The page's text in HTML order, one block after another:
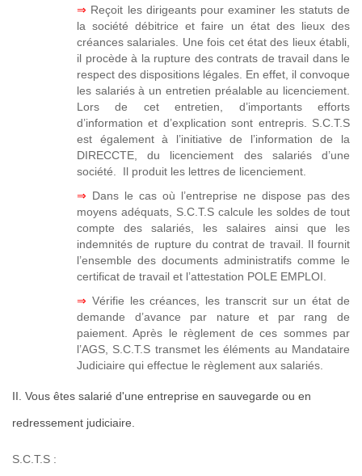
⇒ Reçoit les dirigeants pour examiner les statuts de
la société débitrice et faire un état des lieux des
créances salariales. Une fois cet état des lieux établi,
il procède à la rupture des contrats de travail dans le
respect des dispositions légales. En effet, il convoque
les salariés à un entretien préalable au licenciement.
Lors de cet entretien, d’importants efforts
d’information et d’explication sont entrepris. S.C.T.S
est également à l’initiative de l’information de la
DIRECCTE, du licenciement des salariés d’une
société. Il produit les lettres de licenciement.
⇒ Dans le cas où l’entreprise ne dispose pas des
moyens adéquats, S.C.T.S calcule les soldes de tout
compte des salariés, les salaires ainsi que les
indemnités de rupture du contrat de travail. Il fournit
l’ensemble des documents administratifs comme le
certificat de travail et l’attestation POLE EMPLOI.
⇒ Vérifie les créances, les transcrit sur un état de
demande d’avance par nature et par rang de
paiement. Après le règlement de ces sommes par
l’AGS, S.C.T.S transmet les éléments au Mandataire
Judiciaire qui effectue le règlement aux salariés.
II. Vous êtes salarié d'une entreprise en sauvegarde ou en
redressement judiciaire.
S.C.T.S :